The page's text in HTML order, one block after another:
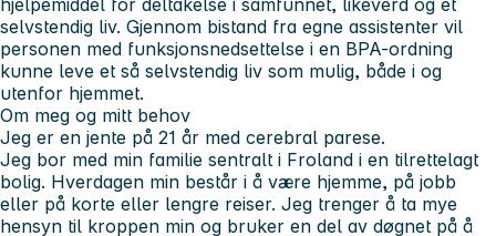
hjelpemiddel for deltakelse i samfunnet, likeverd og et
selvstendig liv. Gjennom bistand fra egne assistenter vil
personen med funksjonsnedsettelse i en BPA-ordning
kunne leve et så selvstendig liv som mulig, både i og
utenfor hjemmet.
Om meg og mitt behov
Jeg er en jente på 21 år med cerebral parese.
Jeg bor med min familie sentralt i Froland i en tilrettelagt
bolig. Hverdagen min består i å være hjemme, på jobb
eller på korte eller lengre reiser. Jeg trenger å ta mye
hensyn til kroppen min og bruker en del av døgnet på å